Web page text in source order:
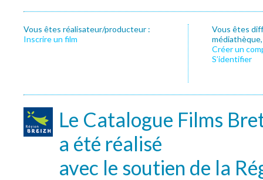
Vous êtes réalisateur/producteur :
Inscrire un film
Vous êtes
Créer un
S’identifier
Le Catalogue Films
a été réalisé
avec le soutien de la